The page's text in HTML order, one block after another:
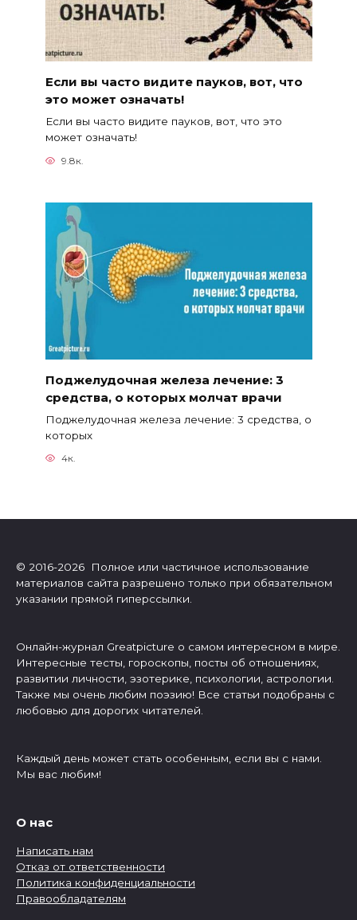
Если вы часто видите пауков, вот, что
это может означать!
Если вы часто видите пауков, вот, что это
может означать!
9.8к.
Поджелудочная железа лечение: 3
средства, о которых молчат врачи
Поджелудочная железа лечение: 3 средства, о
которых
4к.
© 2016-2026 Полное или частичное использование
материалов сайта разрешено только при обязательном
указании прямой гиперссылки.
Онлайн-журнал Greatpicture о самом интересном в мире.
Интересные тесты, гороскопы, посты об отношениях,
развитии личности, эзотерике, психологии, астрологии.
Также мы очень любим поэзию! Все статьи подобраны с
любовью для дорогих читателей.
Каждый день может стать особенным, если вы с нами.
Мы вас любим!
О нас
Написать нам
Отказ от ответственности
Политика конфиденциальности
Правообладателям